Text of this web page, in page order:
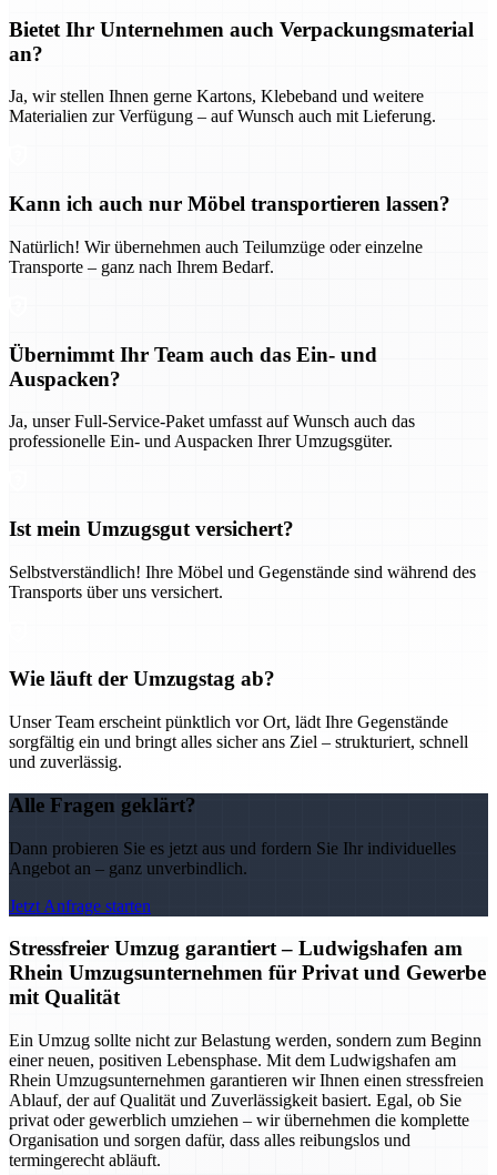
Bietet Ihr Unternehmen auch Verpackungsmaterial
an?
Ja, wir stellen Ihnen gerne Kartons, Klebeband und weitere
Materialien zur Verfügung – auf Wunsch auch mit Lieferung.
Kann ich auch nur Möbel transportieren lassen?
Natürlich! Wir übernehmen auch Teilumzüge oder einzelne
Transporte – ganz nach Ihrem Bedarf.
Übernimmt Ihr Team auch das Ein- und
Auspacken?
Ja, unser Full-Service-Paket umfasst auf Wunsch auch das
professionelle Ein- und Auspacken Ihrer Umzugsgüter.
Ist mein Umzugsgut versichert?
Selbstverständlich! Ihre Möbel und Gegenstände sind während des
Transports über uns versichert.
Wie läuft der Umzugstag ab?
Unser Team erscheint pünktlich vor Ort, lädt Ihre Gegenstände
sorgfältig ein und bringt alles sicher ans Ziel – strukturiert, schnell
und zuverlässig.
Alle Fragen geklärt?
Dann probieren Sie es jetzt aus und fordern Sie Ihr individuelles
Angebot an – ganz unverbindlich.
Jetzt Anfrage starten
Stressfreier Umzug garantiert – Ludwigshafen am
Rhein Umzugsunternehmen für Privat und Gewerbe
mit Qualität
Ein Umzug sollte nicht zur Belastung werden, sondern zum Beginn
einer neuen, positiven Lebensphase. Mit dem Ludwigshafen am
Rhein Umzugsunternehmen garantieren wir Ihnen einen stressfreien
Ablauf, der auf Qualität und Zuverlässigkeit basiert. Egal, ob Sie
privat oder gewerblich umziehen – wir übernehmen die komplette
Organisation und sorgen dafür, dass alles reibungslos und
termingerecht abläuft.